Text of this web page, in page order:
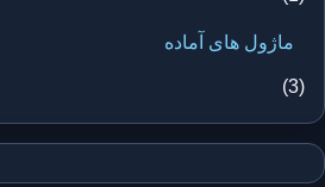
ماژول های آماده
(3)